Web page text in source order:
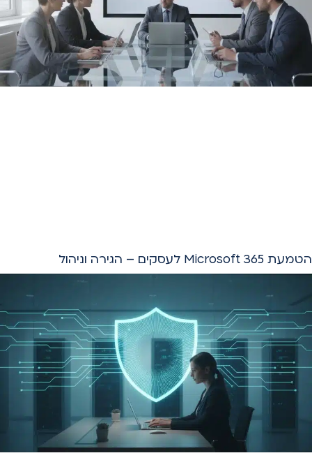
הטמעת Microsoft 365 לעסקים – הגירה וניהול